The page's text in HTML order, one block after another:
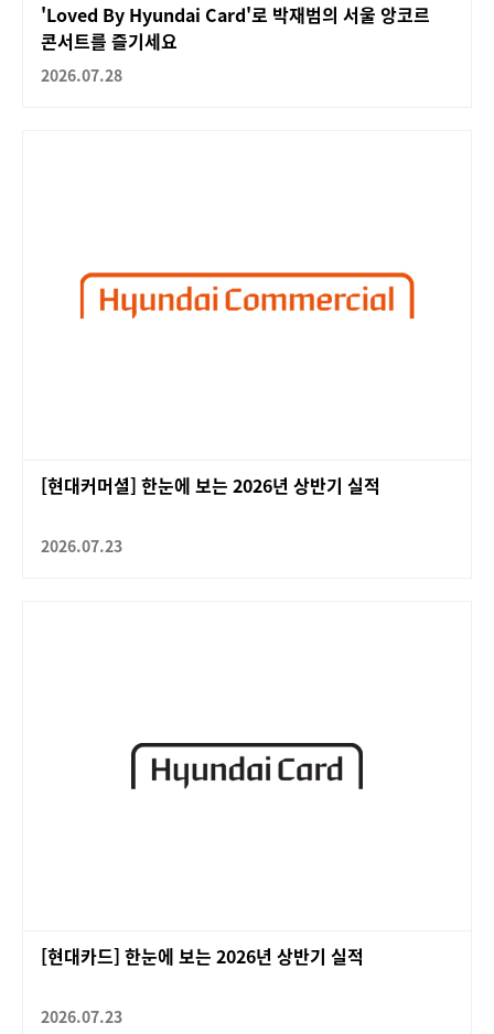
'Loved By Hyundai Card'로 박재범의 서울 앙코르
콘서트를 즐기세요
2026.07.28
[현대커머셜] 한눈에 보는 2026년 상반기 실적
2026.07.23
[현대카드] 한눈에 보는 2026년 상반기 실적
2026.07.23